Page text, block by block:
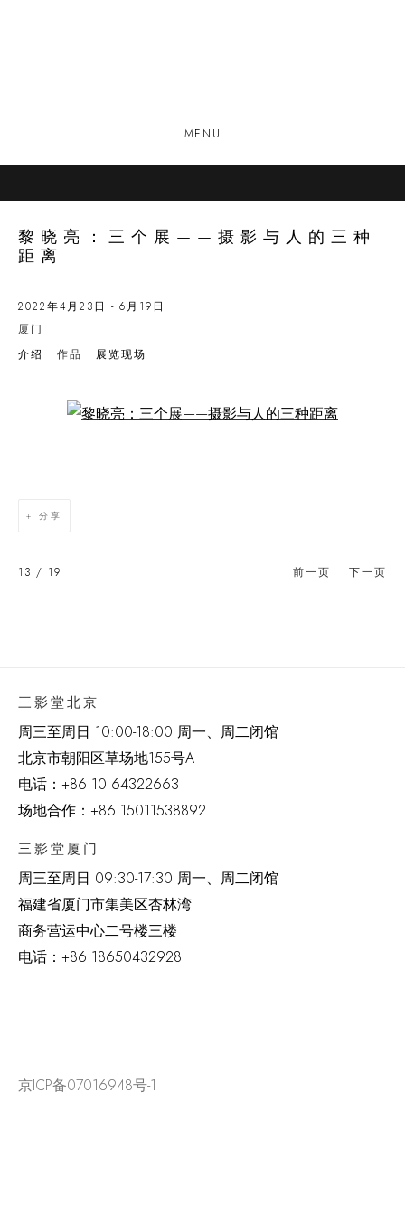
MENU
黎晓亮：三个展——摄影与人的三种
距离
2022年4月23日 - 6月19日
厦门
介绍
作品 展览现场
Open a larger version of the following image in a popup:
分享
前一页 下一页
13 / 19
三影堂北京
周三至周日 10:00-18:00 周一、周二闭馆
北京市朝阳区草场地155号A
电话： +86 10 64322663
场地合作：+86 15011538892
三影堂厦门
周三至周日 09:30-17:30 周一、周二闭馆
福建省厦门市集美区杏林湾
商务营运中心二号楼三楼
电话： +86 18650432928
京ICP备07016948号-1